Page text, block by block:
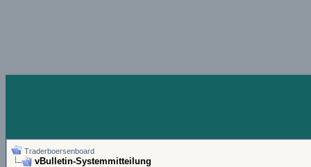
Traderboersenboard
vBulletin-Systemmitteilung